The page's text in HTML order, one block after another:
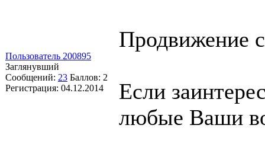
Пользователь 200895
Заглянувший
Сообщений: 23 Баллов: 2
Регистрация: 04.12.2014
Продвижение
Если
любые Ваши